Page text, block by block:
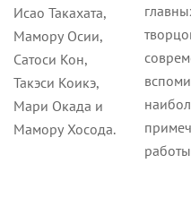
Исао Такахата,
Мамору Осии,
Сатоси Кон,
Такэси Коикэ,
Мари Окада и
Мамору Хосода.